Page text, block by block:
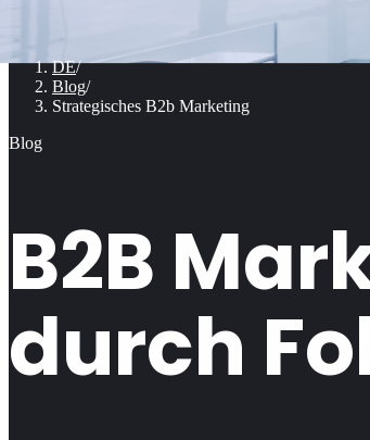
DE/
Blog/
Strategisches B2b Marketing
Blog
B2B
durch